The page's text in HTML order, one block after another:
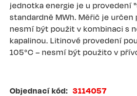
jednotka energie je u provedení
standardně MWh. Měřič je určen
nesmí být použit v kombinaci s
kapalinou. Litinové provedení
105°C – nesmí být použito v
Objednací kód 3114057